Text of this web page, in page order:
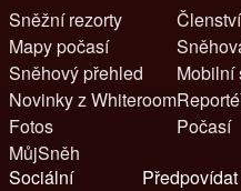
Sněžní rezorty
Mapy počasí
Sněhový přehled
Novinky z Whiteroom
Fotos
MůjSněh
Členství
Mobilní
Počasí
Sociální